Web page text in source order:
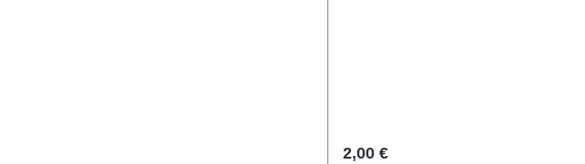
Regulärer Preis:
2,00 €